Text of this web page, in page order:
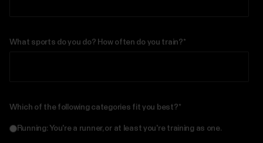
What sports do you do? How often do you train?*
Which of the following categories fit you best?*
Running: You're a runner, or at least you're training as one.